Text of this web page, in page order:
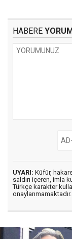
HABERE
UYARI: Küfür,
saldırı içeren, imla
Türkçe karakter
onaylanmamaktadır.